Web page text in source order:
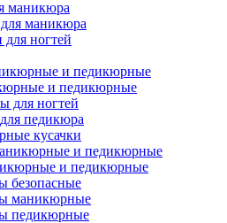
маникюра
маникюра
ногтей
и педикюрные
для ногтей
педикюра
кусачки
и педикюрные
безопасные
маникюрные
педикюрные